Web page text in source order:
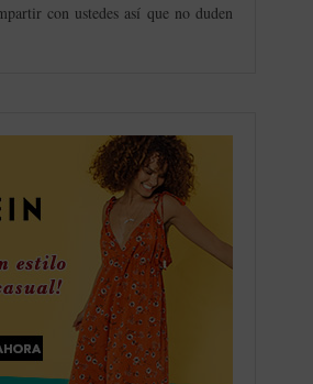
con ustedes así que no duden